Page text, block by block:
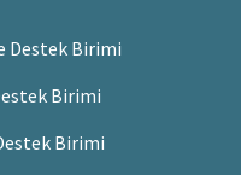
Destek Birimi
Birimi
Birimi